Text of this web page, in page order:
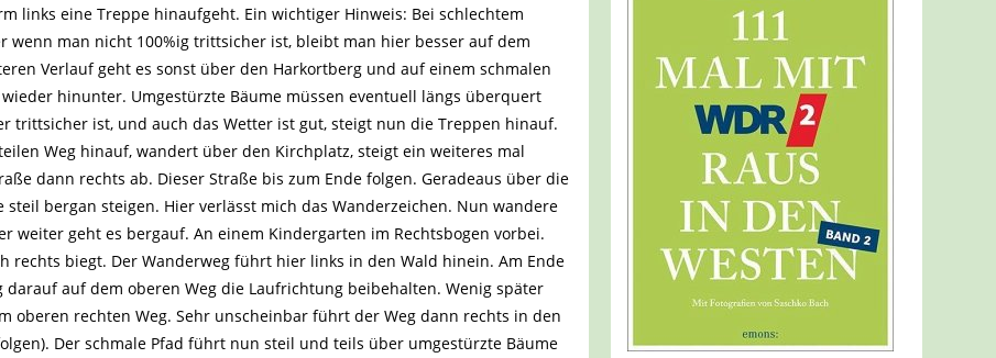
links eine Treppe hinaufgeht. Ein wichtiger Hinweis: Bei schlechtem
wenn man nicht 100%ig trittsicher ist, bleibt man hier besser auf dem
Verlauf geht es sonst über den Harkortberg und auf einem schmalen
hinunter. Umgestürzte Bäume müssen eventuell längs überquert
trittsicher ist, und auch das Wetter ist gut, steigt nun die Treppen hinauf.
Weg hinauf, wandert über den Kirchplatz, steigt ein weiteres mal
dann rechts ab. Dieser Straße bis zum Ende folgen. Geradeaus über die
bergan steigen. Hier verlässt mich das Wanderzeichen. Nun wandere
weiter geht es bergauf. An einem Kindergarten im Rechtsbogen vorbei.
rechts biegt. Der Wanderweg führt hier links in den Wald hinein. Am Ende
auf dem oberen Weg die Laufrichtung beibehalten. Wenig später
oberen rechten Weg. Sehr unscheinbar führt der Weg dann rechts in den
Der schmale Pfad führt nun steil und teils über umgestürzte Bäume